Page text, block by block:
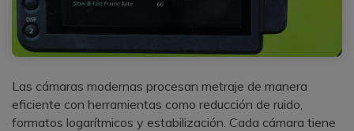
Las cámaras modernas procesan metraje de manera
eficiente con herramientas como reducción de ruido,
formatos logarítmicos y estabilización. Cada cámara tiene